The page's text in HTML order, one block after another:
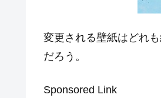
変更される壁紙はどれ
だろう。
Sponsored Link